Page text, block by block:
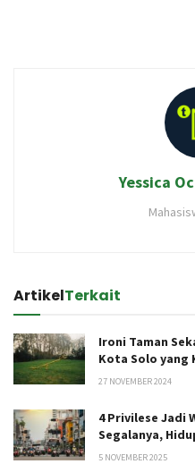
Yessica
ArtikelTerkait
Ironi Taman
Kota Solo yang
27 NOVEMBER 2024
4 Privilese Jadi
Segalanya,
5 NOVEMBER 2025